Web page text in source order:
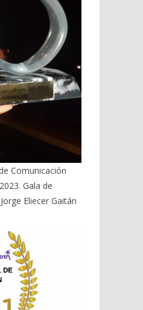
Comunicación
Gala de
Eliecer Gaitán